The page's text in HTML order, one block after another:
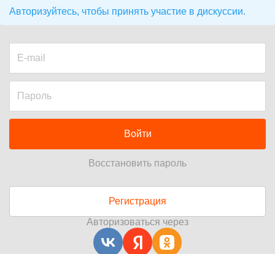
Авторизуйтесь, чтобы принять участие в дискуссии.
Войти
Восстановить пароль
Регистрация
Авторизоваться через